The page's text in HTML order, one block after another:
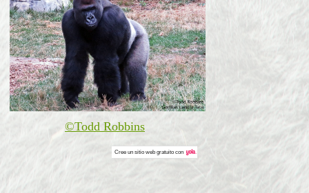
©Todd Robbins
Cree un sitio web gratuitocon